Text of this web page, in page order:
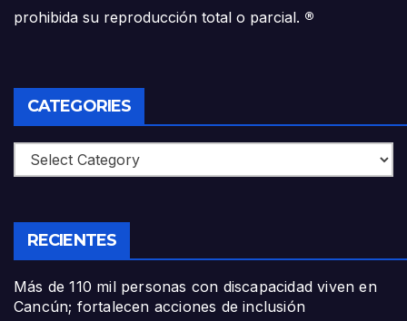
prohibida su reproducción total o parcial. ®
CATEGORIES
Categories
RECIENTES
Más de 110 mil personas con discapacidad viven en
Cancún; fortalecen acciones de inclusión